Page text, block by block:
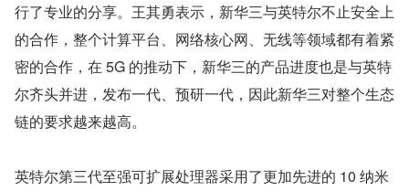
行了专业的分享。王其勇表示，新华三与英特尔不止安全上
的合作，整个计算平台、网络核心网、无线等领域都有着紧
密的合作，在 5G 的推动下，新华三的产品进度也是与英特
尔齐头并进，发布一代、预研一代，因此新华三对整个生态
链的要求越来越高。
英特尔第三代至强可扩展处理器采用了更加先进的 10 纳米